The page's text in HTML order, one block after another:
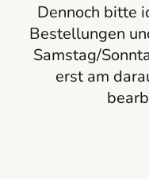
Dennoch bitte
Bestellungen
Samstag/
erst am